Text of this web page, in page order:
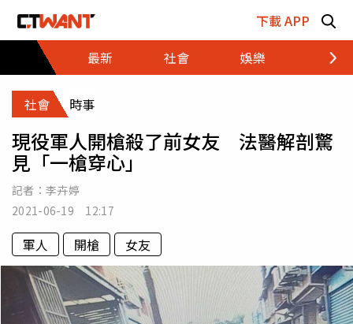
下載 APP
最新
社會 娛樂 財經
社會 時事
現役軍人開槍殺了前女友 法醫解剖驚
見「一槍穿心」
記者： 李卉婷
2021-06-19 12:17
軍人 開槍 女友